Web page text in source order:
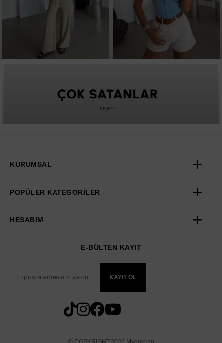
KURUMSAL
POPÜLER KATEGORİLER
HESABIM
E-BÜLTEN KAYIT
KAYIT OL
© COPYRIGHT 2026 Mydukkan